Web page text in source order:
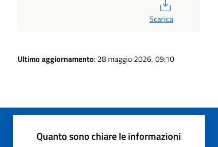
Scarica
Ultimo aggiornamento: 28 maggio 2026, 09:10
Quanto sono chiare le informazioni